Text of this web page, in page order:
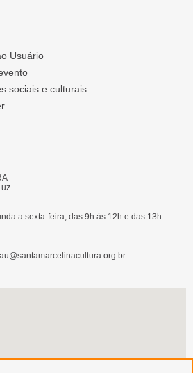
Usuário
sociais e culturais
a sexta-feira, das 9h às 12h e das 13h